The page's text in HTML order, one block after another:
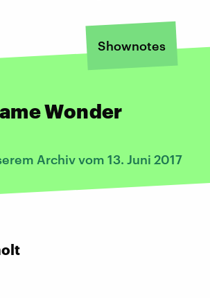
Shownotes
Wonder
Archiv vom 13. Juni 2017